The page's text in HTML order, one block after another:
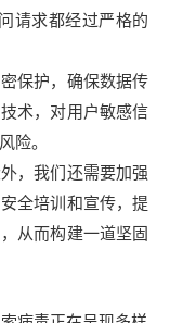
请求都经过严格的
保护，确保数据传
术，对用户敏感信
险。
，我们还需要加强
全培训和宣传，提
从而构建一道坚固